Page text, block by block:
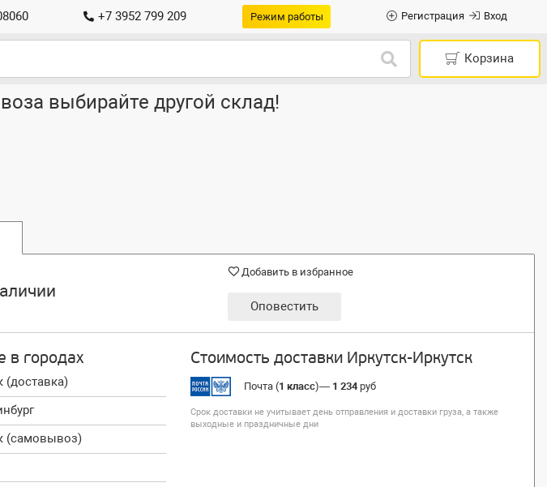
+7 3952 799 209 Режим работы Регистрация Вход
Корзина
выбирайте другой склад!
Добавить в избранное
Оповестить
в городах
(доставка)
(самовывоз)
Стоимость доставки Иркутск-Иркутск
Почта (1 класс)— 1 234руб
Срок доставки не учитывает день отправления и доставки груза, а также
выходные и праздничные дни